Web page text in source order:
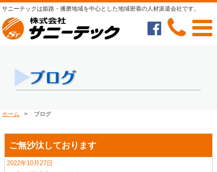
サニーテックは姫路・播磨地域を中心とした地域密着の人材派遣会社です。
ホーム > ブログ
ご無沙汰しております
2022年10月27日